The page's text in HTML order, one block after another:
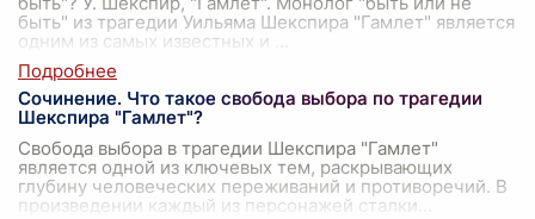
быть" из трагедии Уильяма Шекспира "Гамлет" является
одним из самых известных и
Сочинение. Что такое свобода выбора по трагедии
Шекспира "Гамлет"?
Свобода выбора в трагедии Шекспира "Гамлет"
является одной из ключевых тем, раскрывающих
глубину человеческих переживаний и противоречий. В
произведении каждый из персонажей сталки